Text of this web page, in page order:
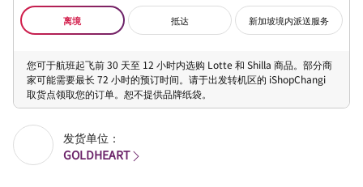
离境 抵达 新加坡境内派送服务
您可于航班起飞前 30 天至 12 小时内选购 Lotte 和 Shilla 商品。部分商
家可能需要最长 72 小时的预订时间。请于出发转机区的 iShopChangi
取货点领取您的订单。恕不提供品牌纸袋。
发货单位：
GOLDHEART